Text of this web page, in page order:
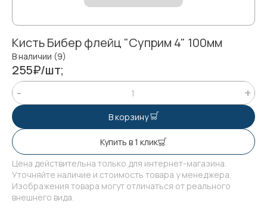
Кисть Бибер флейц "Суприм 4" 100мм
В наличии (9)
255₽/шт;
В корзину
Купить в 1 клик
Цена действительна только для интернет-магазина.
Уточняйте наличие и стоимость товара у менеджера.
Изображения товара могут отличаться от реального
внешнего вида.